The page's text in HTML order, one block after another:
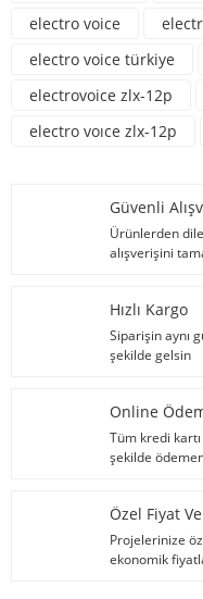
electro voice
electro voice türkiye
electrovoice zlx-12p
electro voıce zlx-12p
Güvenli
Ürünlerden
alışverişini
Hızlı Kargo
Siparişin aynı
şekilde gelsin
Online
Tüm kredi
şekilde
Özel Fiyat
Projelerinize
ekonomik